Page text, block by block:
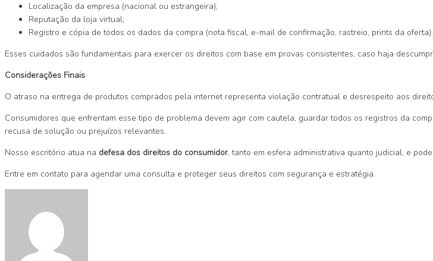
Localização da empresa (nacional ou estrangeira);
Reputação da loja virtual;
Registro e cópia de todos os dados da compra (nota fiscal, e-mail de confirmação, rastreio, prints da oferta).
Esses cuidados são fundamentais para exercer os direitos com base em provas consistentes, caso haja
Considerações Finais
O atraso na entrega de produtos comprados pela internet representa violação contratual e desrespeito aos
Consumidores que enfrentam esse tipo de problema devem agir com cautela, guardar todos os registros da
recusa de solução ou prejuízos relevantes.
Nosso escritório atua na defesa dos direitos do consumidor, tanto em esfera administrativa quanto judicial, e
Entre em contato para agendar uma consulta e proteger seus direitos com segurança e estratégia.